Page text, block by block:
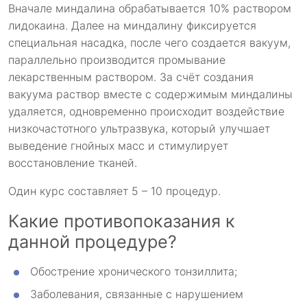
Вначале миндалина обрабатывается 10% раствором
лидокаина. Далее на миндалину фиксируется
специальная насадка, после чего создается вакуум,
параллельно производится промывание
лекарственным раствором. За счёт создания
вакуума раствор вместе с содержимым миндалины
удаляется, одновременно происходит воздействие
низкочастотного ультразвука, который улучшает
выведение гнойных масс и стимулирует
восстановление тканей.
Один курс составляет 5 – 10 процедур.
Какие противопоказания к
данной процедуре?
Обострение хронического тонзиллита;
Заболевания, связанные с нарушением